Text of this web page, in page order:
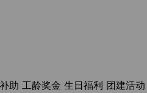
助 工龄奖金 生日福利 团建活动